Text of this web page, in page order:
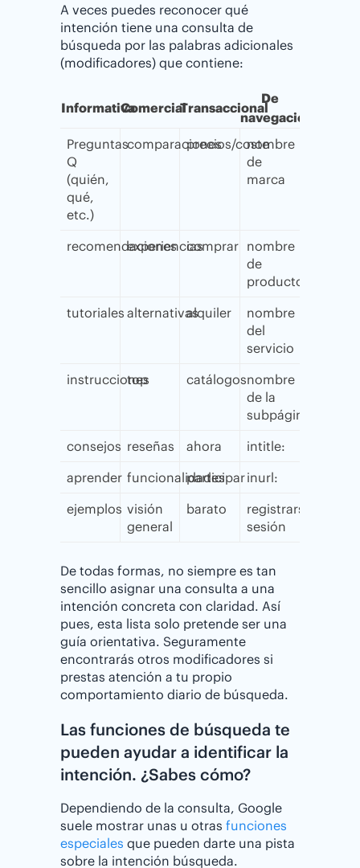
A veces puedes reconocer qué
intención tiene una consulta de
búsqueda por las palabras adicionales
(modificadores) que contiene:
InformativaComercialTransaccional
De
navegación
Preguntas
Q
(quién,
qué,
etc.)
comparacionesprecios/costenombre
de
marca
recomendaciones
experienciascomprar nombre
de
producto
tutoriales alternativasalquiler
nombre
del
servicio
instrucciones
top catálogosnombre
de la
subpágina
consejos reseñas ahora
intitle:
aprender funcionalidades
participarinurl:
ejemplos visión
general
barato
registrarse/iniciar
sesión
De todas formas, no siempre es tan
sencillo asignar una consulta a una
intención concreta con claridad. Así
pues, esta lista solo pretende ser una
guía orientativa. Seguramente
encontrarás otros modificadores si
prestas atención a tu propio
comportamiento diario de búsqueda.
Las funciones de búsqueda te
pueden ayudar a identificar la
intención. ¿⁣Sabes cómo?
Dependiendo de la consulta, Google
suele mostrar unas u otras funciones
especiales que pueden darte una pista
sobre la intención búsqueda.